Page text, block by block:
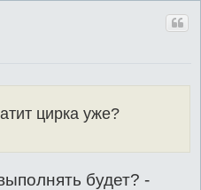
цирка уже?
будет? -